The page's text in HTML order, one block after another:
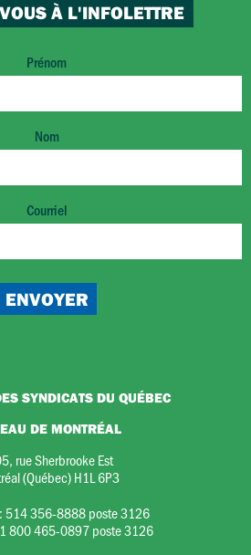
À L'INFOLETTRE
Prénom
Nom
Courriel
SYNDICATS DU QUÉBEC
DE MONTRÉAL
rue Sherbrooke Est
(Québec) H1L 6P3
514 356-8888 poste 3126
1 800 465-0897 poste 3126